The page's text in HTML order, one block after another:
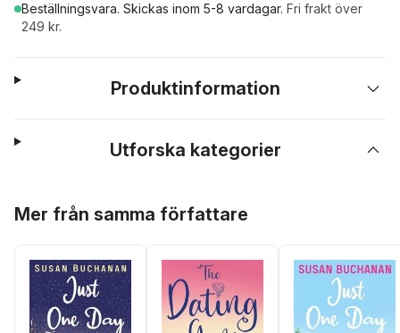
Beställningsvara. Skickas inom 5-8 vardagar. Fri frakt över
249 kr.
Produktinformation
Utforska kategorier
Mer från samma författare